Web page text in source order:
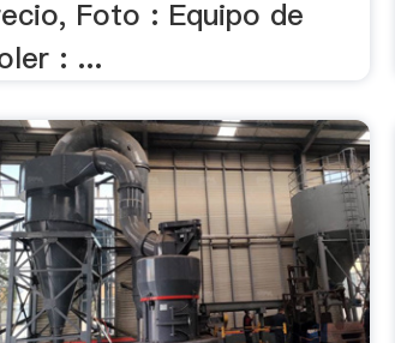
Foto : Equipo de
: ...